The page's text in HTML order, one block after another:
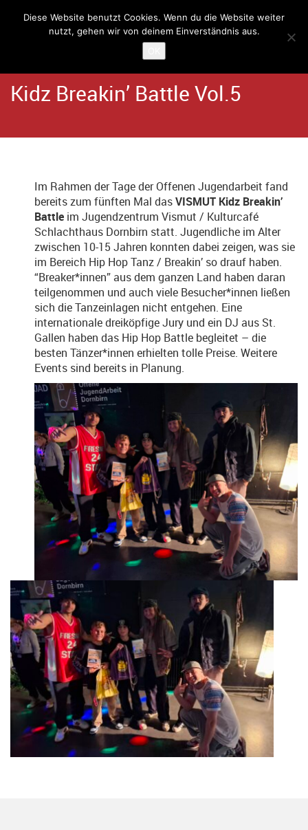
Angebote Kulturcafé Schlachthaus
Kidz Breakin’ Battle Vol.5
Im Rahmen der Tage der Offenen Jugendarbeit fand
bereits zum fünften Mal dasVISMUT Kidz Breakin’
Battle im Jugendzentrum Vismut / Kulturcafé
Schlachthaus Dornbirn statt. Jugendliche im Alter
zwischen 10-15 Jahren konnten dabei zeigen, was sie
im Bereich Hip Hop Tanz / Breakin’ so drauf haben.
“Breaker*innen” aus dem ganzen Land haben daran
teilgenommen und auch viele Besucher*innen ließen
sich die Tanzeinlagen nicht entgehen. Eine
internationale dreiköpfige Jury und ein DJ aus St.
Gallen haben das Hip Hop Battle begleitet – die
besten Tänzer*innen erhielten tolle Preise. Weitere
Events sind bereits in Planung.
Diese Website benutzt Cookies. Wenn du die Website weiter
nutzt, gehen wir von deinem Einverständnis aus.